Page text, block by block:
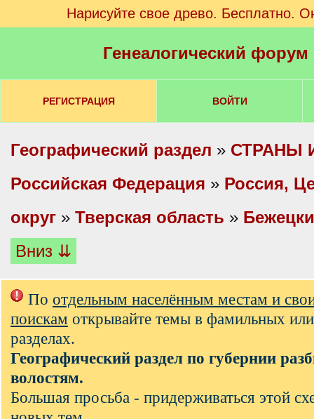
Нарисуйте свое древо. Бесплатно.
Генеалогический
РЕГИСТРАЦИЯ ВОЙТИ
Географический раздел » СТРАНЫ
Российская Федерация » Россия,
округ » Тверская область »
Вниз ⇊
По отдельным населённым местам и
поискам открывайте темы в фамильных
разделах.
Географический раздел по губернии
волостям.
Большая просьба - придерживаться этой